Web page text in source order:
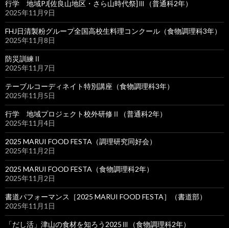
行学 地域PJ[佐良山地区・さら山時代祭]Ⅲ（普通科2年）
2025年11月9日
FHJ日清製粉グループ全国高校生料理コンクール（食物調理科3年）
2025年11月8日
防災訓練Ⅱ
2025年11月7日
テーブルコーディネイト特別講座（食物調理科3年）
2025年11月5日
行学 地域プロジェクト校外研修Ⅱ（普通科2年）
2025年11月4日
2025 MARUI FOOD FESTA（調理研究同好会）
2025年11月2日
2025 MARUI FOOD FESTA（食物調理科2年）
2025年11月2日
書道パフォーマンス［2025 MARUI FOOD FESTA］（書道部）
2025年11月1日
「だし活」津山の食材を知ろう2025Ⅲ（食物調理科2年）